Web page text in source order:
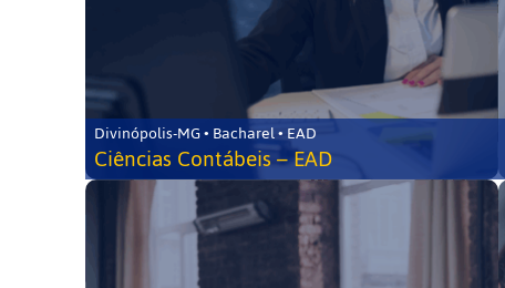
Divinópolis-MG • Bacharel • EAD
Ciências Contábeis – EAD